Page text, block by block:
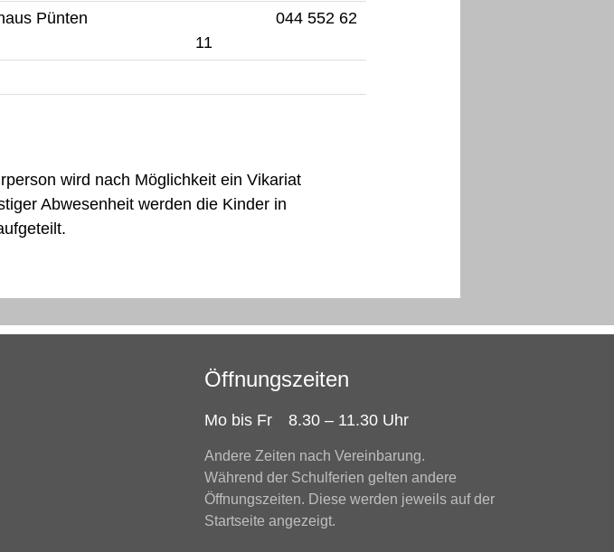
Pünten
044 552 62
11
wird nach Möglichkeit ein Vikariat
Abwesenheit werden die Kinder in
Öffnungszeiten
Mo bis Fr 8.30 – 11.30 Uhr
Andere Zeiten nach Vereinbarung.
Während der Schulferien gelten andere
Öffnungszeiten. Diese werden jeweils auf der
Startseite angezeigt.